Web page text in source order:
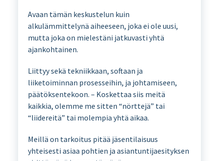
Avaan tämän keskustelun kuin
alkulämmittelynä aiheeseen, joka ei ole uusi,
mutta joka on mielestäni jatkuvasti yhtä
ajankohtainen.
Liittyy sekä tekniikkaan, softaan ja
liiketoiminnan prosesseihin, ja johtamiseen,
päätöksentekoon. – Koskettaa siis meitä
kaikkia, olemme me sitten “nörttejä” tai
“liidereitä” tai molempia yhtä aikaa.
Meillä on tarkoitus pitää jäsentilaisuus
yhteisesti asiaa pohtien ja asiantuntijaesityksen